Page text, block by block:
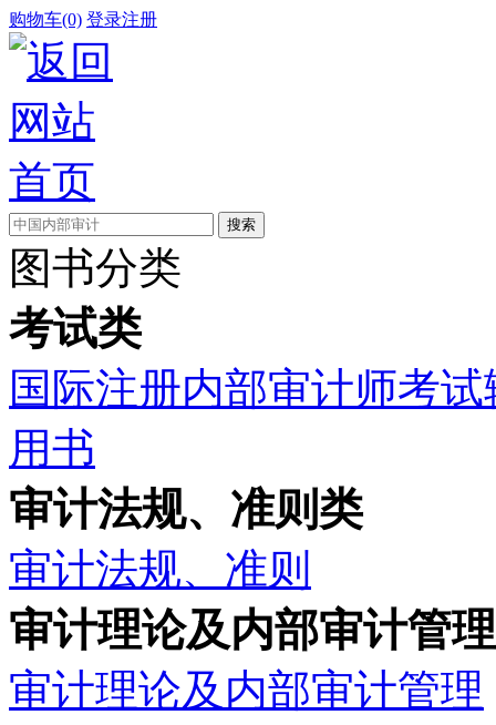
购物车(0) 登录注册
图书分类
考试类
国际注册内部审计师考
用书
审计法规、准则类
审计法规、准则
审计理论及内部审计管
审计理论及内部审计管理